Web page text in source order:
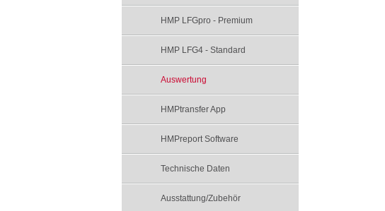
HMP LFGpro - Premium
HMP LFG4 - Standard
Auswertung
HMPtransfer App
HMPreport Software
Technische Daten
Ausstattung/Zubehör